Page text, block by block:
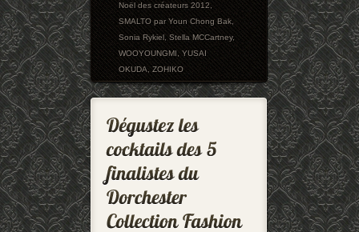
Noël des créateurs 2012,
SMALTO par Youn Chong Bak,
Sonia Rykiel,Stella MCCartney,
WOOYOUNGMI,YUSAI
OKUDA,ZOHIKO